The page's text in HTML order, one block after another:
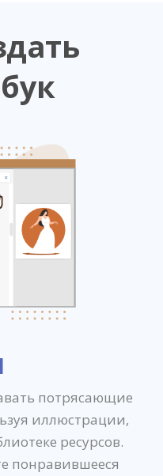
потрясающие
иллюстрации,
ресурсов.
понравившееся